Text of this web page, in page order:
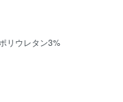
リウレタン3%